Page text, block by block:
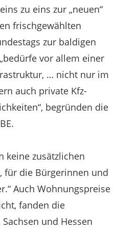
zu eins zur „neuen“
frischgewählten
zur baldigen
vor allem einer
… nicht nur im
auch private Kfz-
begründen die
keine zusätzlichen
für die Bürgerinnen und
Auch Wohnungspreise
fanden die
und Hessen